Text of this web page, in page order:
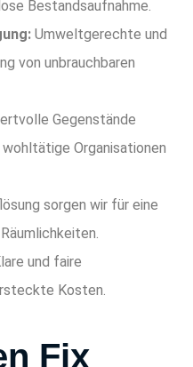
Bestandsaufnahme.
Umweltgerechte und
von unbrauchbaren
Gegenstände
Organisationen
sorgen wir für eine
und faire
Kosten.
Fix